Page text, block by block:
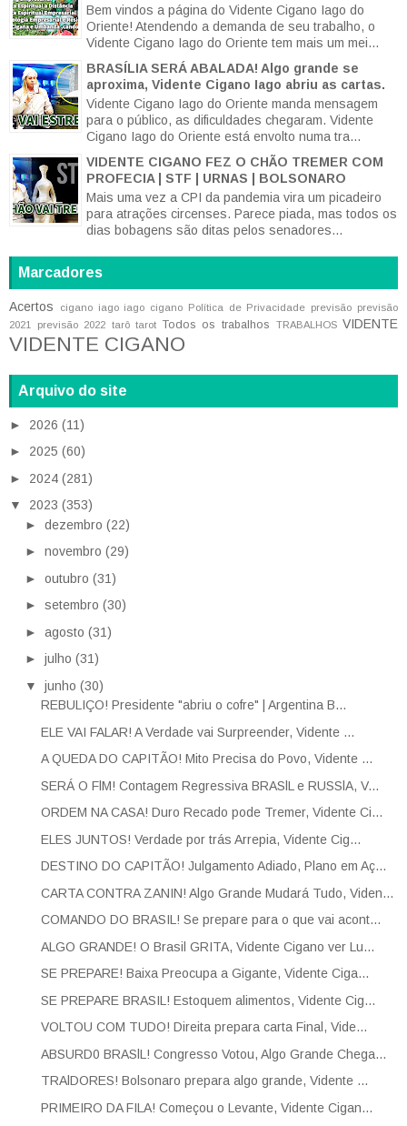
Bem vindos a página do Vidente Cigano Iago do
Oriente! Atendendo a demanda de seu trabalho, o
Vidente Cigano Iago do Oriente tem mais um mei...
BRASÍLIA SERÁ ABALADA! Algo grande se
aproxima, Vidente Cigano Iago abriu as cartas.
Vidente Cigano Iago do Oriente manda mensagem
para o público, as dificuldades chegaram. Vidente
Cigano Iago do Oriente está envolto numa tra...
VIDENTE CIGANO FEZ O CHÃO TREMER COM
PROFECIA | STF | URNAS | BOLSONARO
Mais uma vez a CPI da pandemia vira um picadeiro
para atrações circenses. Parece piada, mas todos os
dias bobagens são ditas pelos senadores...
Marcadores
Acertos cigano iago iago cigano Política de Privacidade previsão previsão
2021
previsão 2022 tarô tarot Todos os trabalhos TRABALHOS VIDENTE
VIDENTE CIGANO
Arquivo do site
► 2026 (11)
► 2025 (60)
► 2024 (281)
▼ 2023 (353)
► dezembro (22)
► novembro (29)
► outubro (31)
► setembro (30)
► agosto (31)
► julho (31)
▼ junho (30)
REBULIÇO! Presidente "abriu o cofre" | Argentina B...
ELE VAI FALAR! A Verdade vai Surpreender, Vidente ...
A QUEDA DO CAPITÃO! Mito Precisa do Povo, Vidente ...
SERÁ O FlM! Contagem Regressiva BRASlL e RUSSlA, V...
ORDEM NA CASA! Duro Recado pode Tremer, Vidente Ci...
ELES JUNTOS! Verdade por trás Arrepia, Vidente Cig...
DESTINO DO CAPITÃO! Julgamento Adiado, Plano em Aç...
CARTA CONTRA ZANIN! Algo Grande Mudará Tudo, Viden...
COMANDO DO BRASIL! Se prepare para o que vai acont...
ALGO GRANDE! O Brasil GRITA, Vidente Cigano ver Lu...
SE PREPARE! Baixa Preocupa a Gigante, Vidente Ciga...
SE PREPARE BRASIL! Estoquem alimentos, Vidente Cig...
VOLTOU COM TUDO! Direita prepara carta Final, Vide...
ABSURD0 BRASlL! Congresso Votou, Algo Grande Chega...
TRAlDORES! Bolsonaro prepara algo grande, Vidente ...
PRIMEIRO DA FILA! Começou o Levante, Vidente Cigan...